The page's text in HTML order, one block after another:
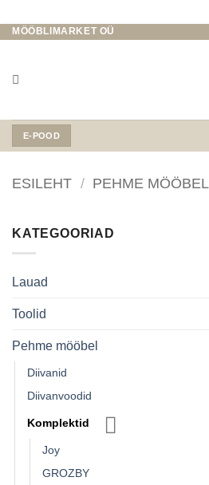
Skip
content
MÖÖBLIMARKET OÜ
E-POOD
ESILEHT / PEHME MÖÖBEL
KATEGOORIAD
Lauad
Toolid
Pehme mööbel
Diivanid
Diivanvoodid
Komplektid
Joy
GROZBY